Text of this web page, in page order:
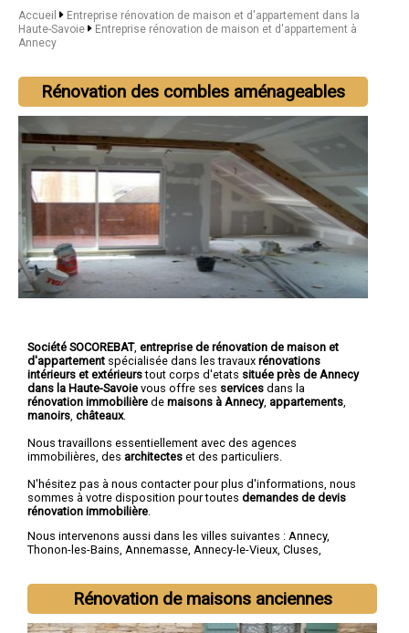
Accueil
Entreprise rénovation de maison et d'appartement dans la
Haute-Savoie
Entreprise rénovation de maison et d'appartement à
Annecy
Rénovation des combles aménageables
Société SOCOREBAT, entreprise de rénovation de maison et
d'appartement spécialisée dans les travaux rénovations
intérieurs et extérieurstout corps d'etats située près de Annecy
dans la Haute-Savoie vous offre ses services dans la
rénovation immobilière de maisons à Annecy, appartements
manoirs châteaux.
Nous travaillons essentiellement avec des agences
immobilières, des architectes et des particuliers.
N'hésitez pas à nous contacter pour plus d'informations, nous
sommes à votre disposition pour toutes demandes de devis
rénovation immobilière
Nous intervenons aussi dans les villes suivantes : Annecy,
Thonon-les-Bains, Annemasse, Annecy-le-Vieux, Cluses,
Rénovation de maisons anciennes